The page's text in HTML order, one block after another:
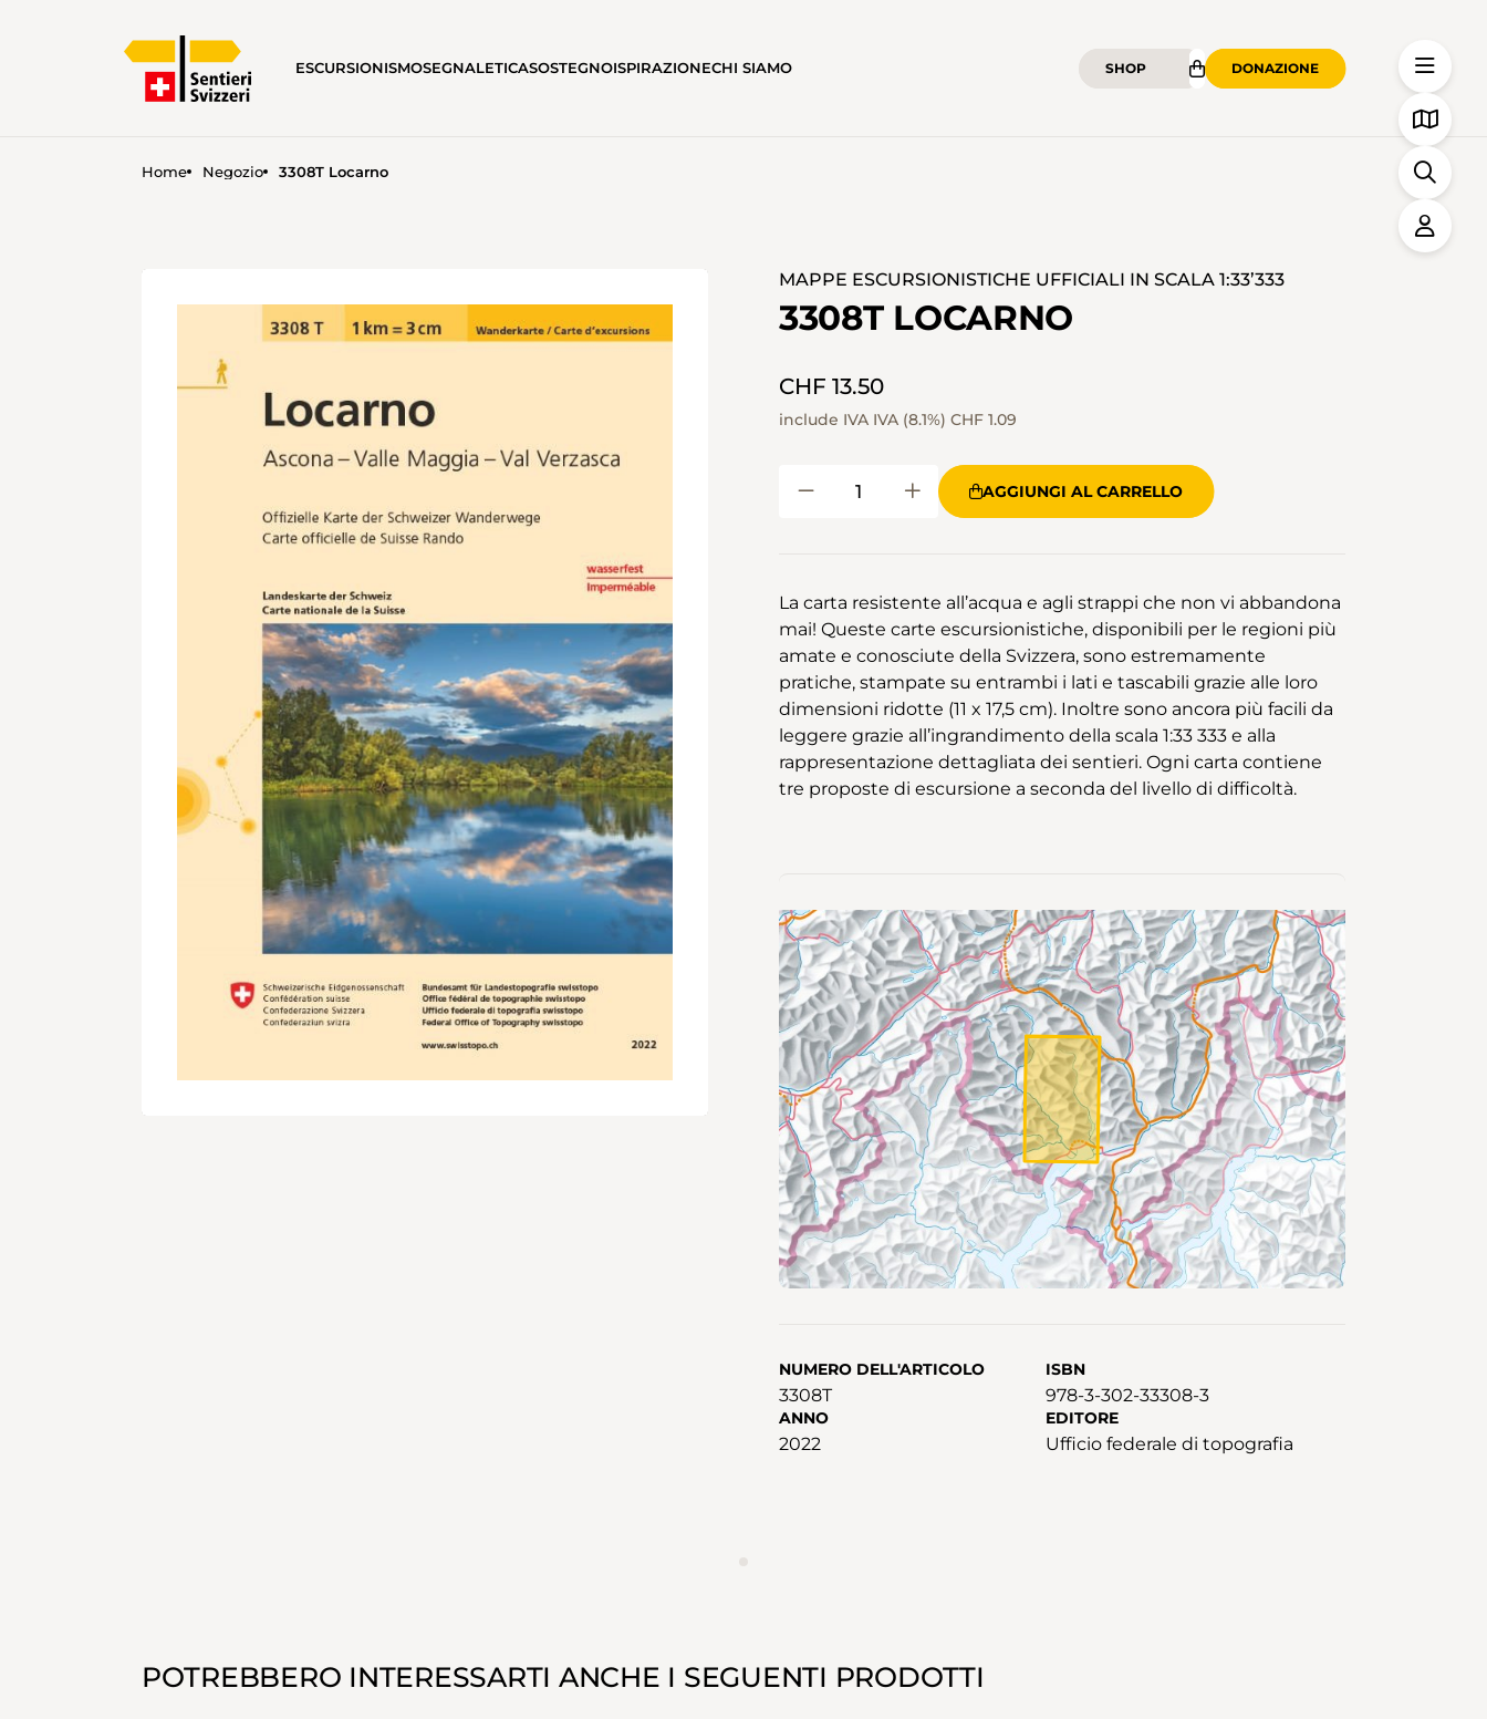
ESCURSIONISMOSEGNALETICASOSTEGNOISPIRAZIONECHI SIAMO SHOP DONAZIONE
Home Negozio 3308T Locarno
MAPPE ESCURSIONISTICHE UFFICIALI IN SCALA 1:33’333
3308T LOCARNO
CHF 13.50
include IVA IVA (8.1%) CHF 1.09
AGGIUNGI AL CARRELLO
La carta resistente all’acqua e agli strappi che non vi abbandona
mai! Queste carte escursionistiche, disponibili per le regioni più
amate e conosciute della Svizzera, sono estremamente
pratiche, stampate su entrambi i lati e tascabili grazie alle loro
dimensioni ridotte (11 x 17,5 cm). Inoltre sono ancora più facili da
leggere grazie all’ingrandimento della scala 1:33 333 e alla
rappresentazione dettagliata dei sentieri. Ogni carta contiene
tre proposte di escursione a seconda del livello di difficoltà.
NUMERO DELL'ARTICOLO
3308T
ISBN
978-3-302-33308-3
ANNO
2022
EDITORE
Ufficio federale di topografia
POTREBBERO INTERESSARTI ANCHE I SEGUENTI PRODOTTI